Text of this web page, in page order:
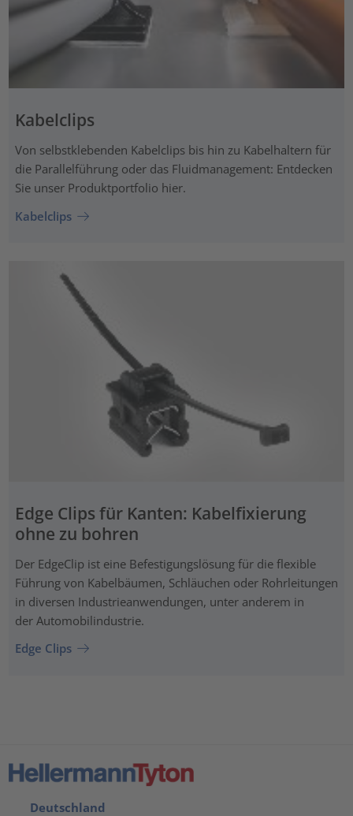
Kabelclips
Von selbstklebenden Kabelclips bis hin zu Kabelhaltern für
die Parallelführung oder das Fluidmanagement: Entdecken
Sie unser Produktportfolio hier.
Kabelclips
Edge Clips für Kanten: Kabelfixierung
ohne zu bohren
Der EdgeClip ist eine Befestigungslösung für die flexible
Führung von Kabelbäumen, Schläuchen oder Rohrleitungen
in diversen Industrieanwendungen, unter anderem in
der Automobilindustrie.
Edge Clips
Deutschland